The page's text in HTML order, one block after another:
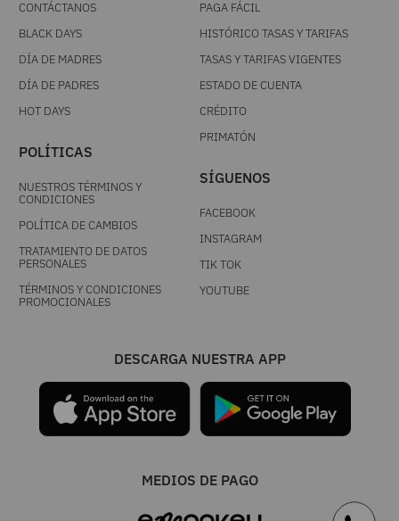
CONTÁCTANOS
BLACK DAYS
DÍA DE MADRES
DÍA DE PADRES
HOT DAYS
POLÍTICAS
NUESTROS TÉRMINOS Y
CONDICIONES
POLÍTICA DE CAMBIOS
TRATAMIENTO DE DATOS
PERSONALES
TÉRMINOS Y CONDICIONES
PROMOCIONALES
PAGA FÁCIL
HISTÓRICO TASAS Y TARIFAS
TASAS Y TARIFAS VIGENTES
ESTADO DE CUENTA
CRÉDITO
PRIMATÓN
SÍGUENOS
FACEBOOK
INSTAGRAM
TIK TOK
YOUTUBE
DESCARGA NUESTRA APP
MEDIOS DE PAGO